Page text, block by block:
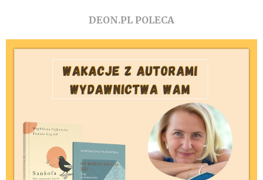
DEON.PL POLECA